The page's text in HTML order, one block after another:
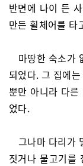
반면에 나이 든
만든 휠체어를 타
마땅한 숙소가
되었다. 그 집에
뿐만 아니라 다
었다.
그나마 다리가
짓거나 물고기를